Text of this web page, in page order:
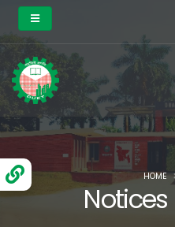
Notices
HOME